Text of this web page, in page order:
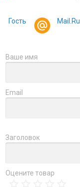
Гость Mail.Ru
Ваше имя
Email
Заголовок
Оцените товар